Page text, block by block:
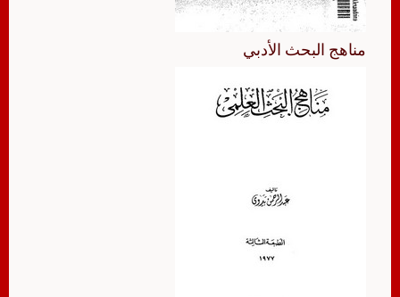
مناهج البحث الأدبي